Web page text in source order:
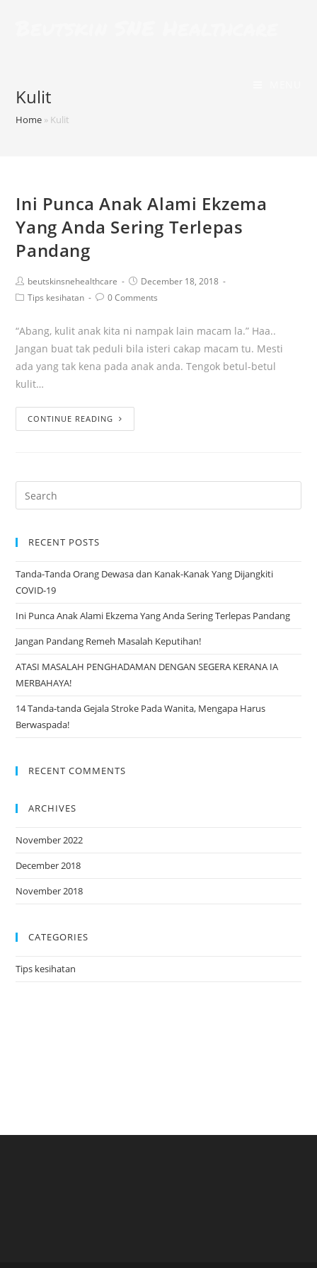
Kulit
Home » Kulit
Ini Punca Anak Alami Ekzema
Yang Anda Sering Terlepas
Pandang
beutskinsnehealthcare
December 18, 2018
Tips kesihatan
0 Comments
“Abang, kulit anak kita ni nampak lain macam la.” Haa..
Jangan buat tak peduli bila isteri cakap macam tu. Mesti
ada yang tak kena pada anak anda. Tengok betul-betul
kulit…
CONTINUE READING
RECENT POSTS
Tanda-Tanda Orang Dewasa dan Kanak-Kanak Yang Dijangkiti
COVID-19
Ini Punca Anak Alami Ekzema Yang Anda Sering Terlepas Pandang
Jangan Pandang Remeh Masalah Keputihan!
ATASI MASALAH PENGHADAMAN DENGAN SEGERA KERANA IA
MERBAHAYA!
14 Tanda-tanda Gejala Stroke Pada Wanita, Mengapa Harus
Berwaspada!
RECENT COMMENTS
ARCHIVES
November 2022
December 2018
November 2018
CATEGORIES
Tips kesihatan